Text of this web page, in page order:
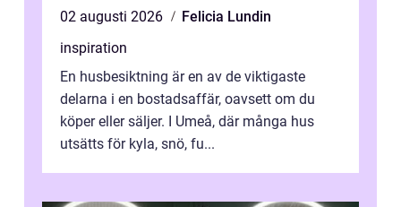
02 augusti 2026
Felicia Lundin
inspiration
En husbesiktning är en av de viktigaste
delarna i en bostadsaffär, oavsett om du
köper eller säljer. I Umeå, där många hus
utsätts för kyla, snö, fu...